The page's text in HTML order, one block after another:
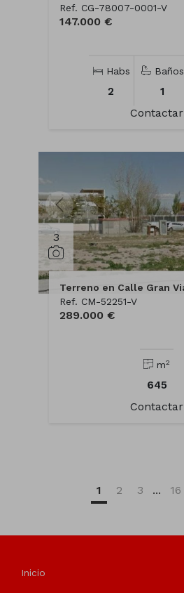
Ref. CG-78007-0001-V
147.000 €
Habs
2
Baños
1
Contactar
3
Ref. CM-52251-V
289.000 €
m2
645
Contactar
1 2 3 ... 16
Inicio